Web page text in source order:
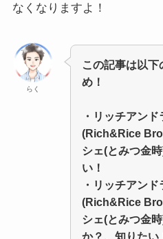
なくなりますよ！
らく
この記事は以
め！
・ リッチアン
(Rich&Rice
シェ(とみつ金時)
い！
・ リッチアン
(Rich&Rice
シェ(とみつ金時)
か？、知りたい